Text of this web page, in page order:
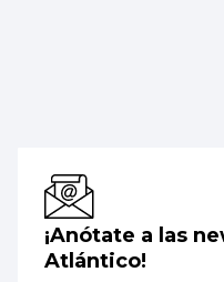
¡Anótate a las
Atlántico!